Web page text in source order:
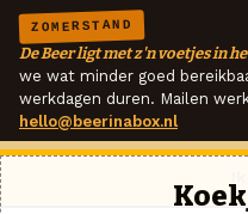
ZOMERSTAND
De Beer ligt met z'n voetjes in
we wat minder goed
werkdagen duren. Mailen
hello@beerinabox.nl